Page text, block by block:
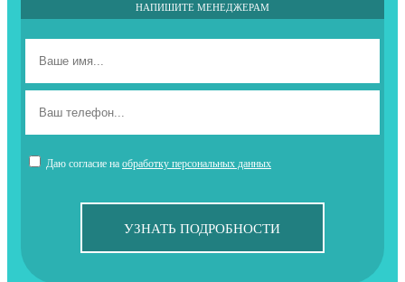
НАПИШИТЕ МЕНЕДЖЕРАМ
Даю согласие наобработку персональных данных
УЗНАТЬ ПОДРОБНОСТИ